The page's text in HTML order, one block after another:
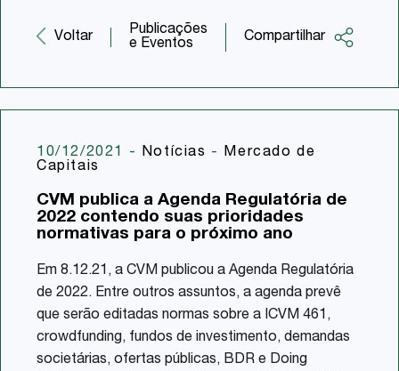
Voltar
Publicações
e Eventos
Compartilhar
Twitter
Share
10/12/2021 - Notícias - Mercado de
Capitais
CVM publica a Agenda Regulatória de
2022 contendo suas prioridades
normativas para o próximo ano
Em 8.12.21, a CVM publicou a Agenda Regulatória
de 2022. Entre outros assuntos, a agenda prevê
que serão editadas normas sobre a ICVM 461,
crowdfunding, fundos de investimento, demandas
societárias, ofertas públicas, BDR e Doing